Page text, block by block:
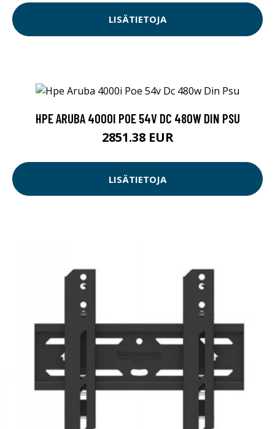
LISÄTIETOJA
HPE ARUBA 4000I POE 54V DC 480W DIN PSU
2851.38 EUR
LISÄTIETOJA